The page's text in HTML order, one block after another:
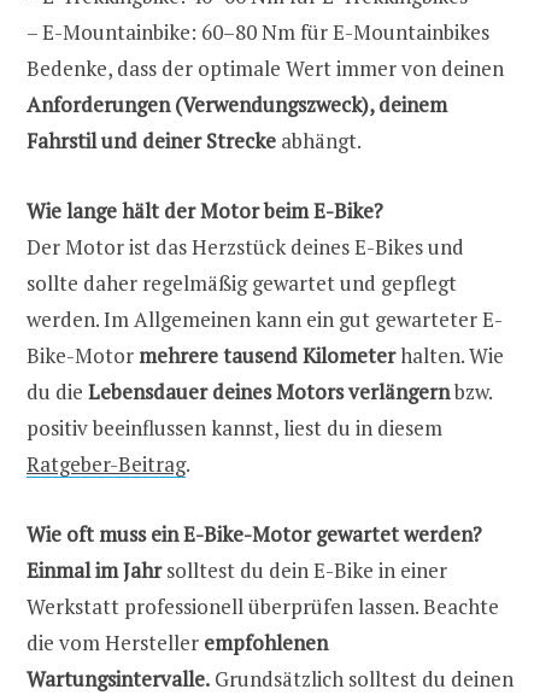
– E-Mountainbike: 60–80 Nm für E-Mountainbikes
Bedenke, dass der optimale Wert immer von deinen
Anforderungen (Verwendungszweck), deinem
Fahrstil und deiner Strecke abhängt.
Wie lange hält der Motor beim E-Bike?
Der Motor ist das Herzstück deines E-Bikes und
sollte daher regelmäßig gewartet und gepflegt
werden. Im Allgemeinen kann ein gut gewarteter E-
Bike-Motormehrere tausend Kilometerhalten. Wie
du die Lebensdauer deines Motors verlängernbzw.
positiv beeinflussen kannst, liest du in diesem
Ratgeber-Beitrag.
Wie oft muss ein E-Bike-Motor gewartet werden?
Einmal im Jahrsolltest du dein E-Bike in einer
Werkstatt professionell überprüfen lassen. Beachte
die vom Hersteller empfohlenen
Wartungsintervalle. Grundsätzlich solltest du deinen